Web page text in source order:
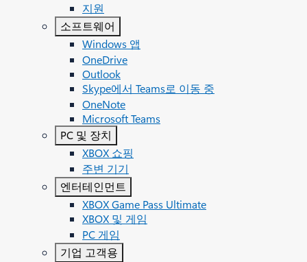
지원
소프트웨어
Windows 앱
OneDrive
Outlook
Skype에서 Teams로 이동 중
OneNote
Microsoft Teams
PC 및 장치
XBOX 쇼핑
주변 기기
엔터테인먼트
XBOX Game Pass Ultimate
XBOX 및 게임
PC 게임
기업 고객용